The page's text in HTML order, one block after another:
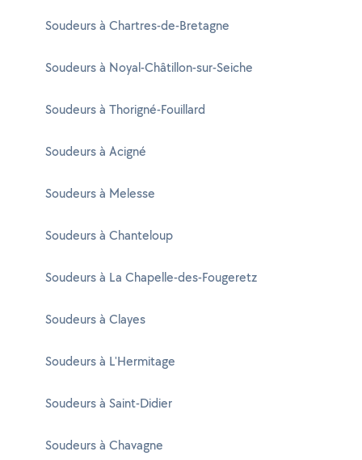
Soudeurs à Chartres-de-Bretagne
Soudeurs à Noyal-Châtillon-sur-Seiche
Soudeurs à Thorigné-Fouillard
Soudeurs à Acigné
Soudeurs à Melesse
Soudeurs à Chanteloup
Soudeurs à La Chapelle-des-Fougeretz
Soudeurs à Clayes
Soudeurs à L'Hermitage
Soudeurs à Saint-Didier
Soudeurs à Chavagne